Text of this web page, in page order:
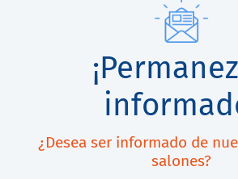
¿Desea ser informado de
salones?